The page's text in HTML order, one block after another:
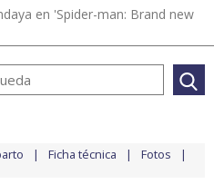
en 'Spider-man: Brand new
Ficha técnica Fotos